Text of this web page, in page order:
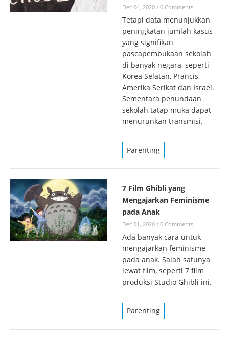
Dec 04, 2020 / 0 Comments
Tetapi data menunjukkan
peningkatan jumlah kasus
yang signifikan
pascapembukaan sekolah
di banyak negara, seperti
Korea Selatan, Prancis,
Amerika Serikat dan Israel.
Sementara penundaan
sekolah tatap muka dapat
menurunkan transmisi.
Parenting
7 Film Ghibli yang
Mengajarkan Feminisme
pada Anak
Dec 01, 2020 / 0 Comments
Ada banyak cara untuk
mengajarkan feminisme
pada anak. Salah satunya
lewat film, seperti 7 film
produksi Studio Ghibli ini.
Parenting